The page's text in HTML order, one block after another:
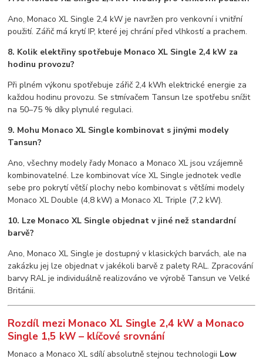
Ano, Monaco XL Single 2,4 kW je navržen pro venkovní i vnitřní
použití. Zářič má krytí IP, které jej chrání před vlhkostí a prachem.
8. Kolik elektřiny spotřebuje Monaco XL Single 2,4 kW za
hodinu provozu?
Při plném výkonu spotřebuje zářič 2,4 kWh elektrické energie za
každou hodinu provozu. Se stmívačem Tansun lze spotřebu snížit
na 50–75 % díky plynulé regulaci.
9. Mohu Monaco XL Single kombinovat s jinými modely
Tansun?
Ano, všechny modely řady Monaco a Monaco XL jsou vzájemně
kombinovatelné. Lze kombinovat více XL Single jednotek vedle
sebe pro pokrytí větší plochy nebo kombinovat s většími modely
Monaco XL Double (4,8 kW) a Monaco XL Triple (7,2 kW).
10. Lze Monaco XL Single objednat v jiné než standardní
barvě?
Ano, Monaco XL Single je dostupný v klasických barvách, ale na
zakázku jej lze objednat v jakékoli barvě z palety RAL. Zpracování
barvy RAL je individuálně realizováno ve výrobě Tansun ve Velké
Británii.
Rozdíl mezi Monaco XL Single 2,4 kW a Monaco
Single 1,5 kW – klíčové srovnání
Monaco a Monaco XL sdílí absolutně stejnou technologii Low